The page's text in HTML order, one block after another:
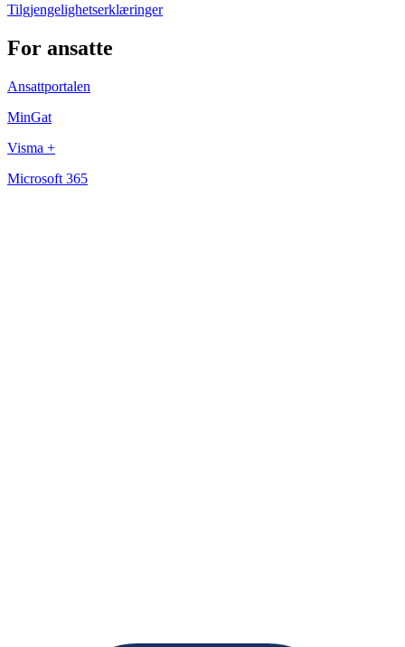
Tilgjengelighetserklæringer
For ansatte
Ansattportalen
MinGat
Visma +
Microsoft 365